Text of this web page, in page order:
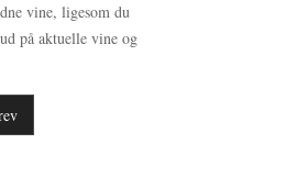
vine, ligesom du
på aktuelle vine og